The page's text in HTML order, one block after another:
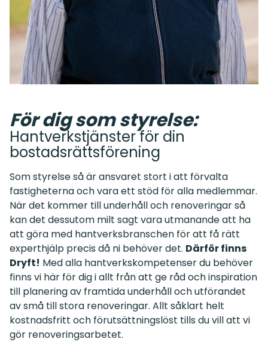
För dig som styrelse:
Hantverkstjänster för din
bostadsrättsförening
Som styrelse så är ansvaret stort i att förvalta
fastigheterna och vara ett stöd för alla medlemmar.
När det kommer till underhåll och renoveringar så
kan det dessutom milt sagt vara utmanande att ha
att göra med hantverksbranschen för att få rätt
experthjälp precis då ni behöver det. Därför finns
Dryft! Med alla hantverkskompetenser du behöver
finns vi här för dig i allt från att ge råd och inspiration
till planering av framtida underhåll och utförandet
av små till stora renoveringar. Allt såklart helt
kostnadsfritt och förutsättningslöst tills du vill att vi
gör renoveringsarbetet.